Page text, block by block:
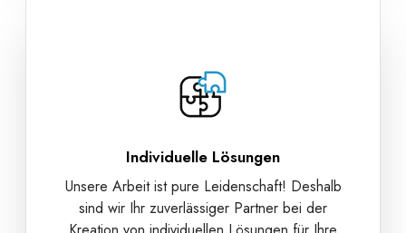
Individuelle Lösungen
Unsere Arbeit ist pure Leidenschaft! Deshalb
sind wir Ihr zuverlässiger Partner bei der